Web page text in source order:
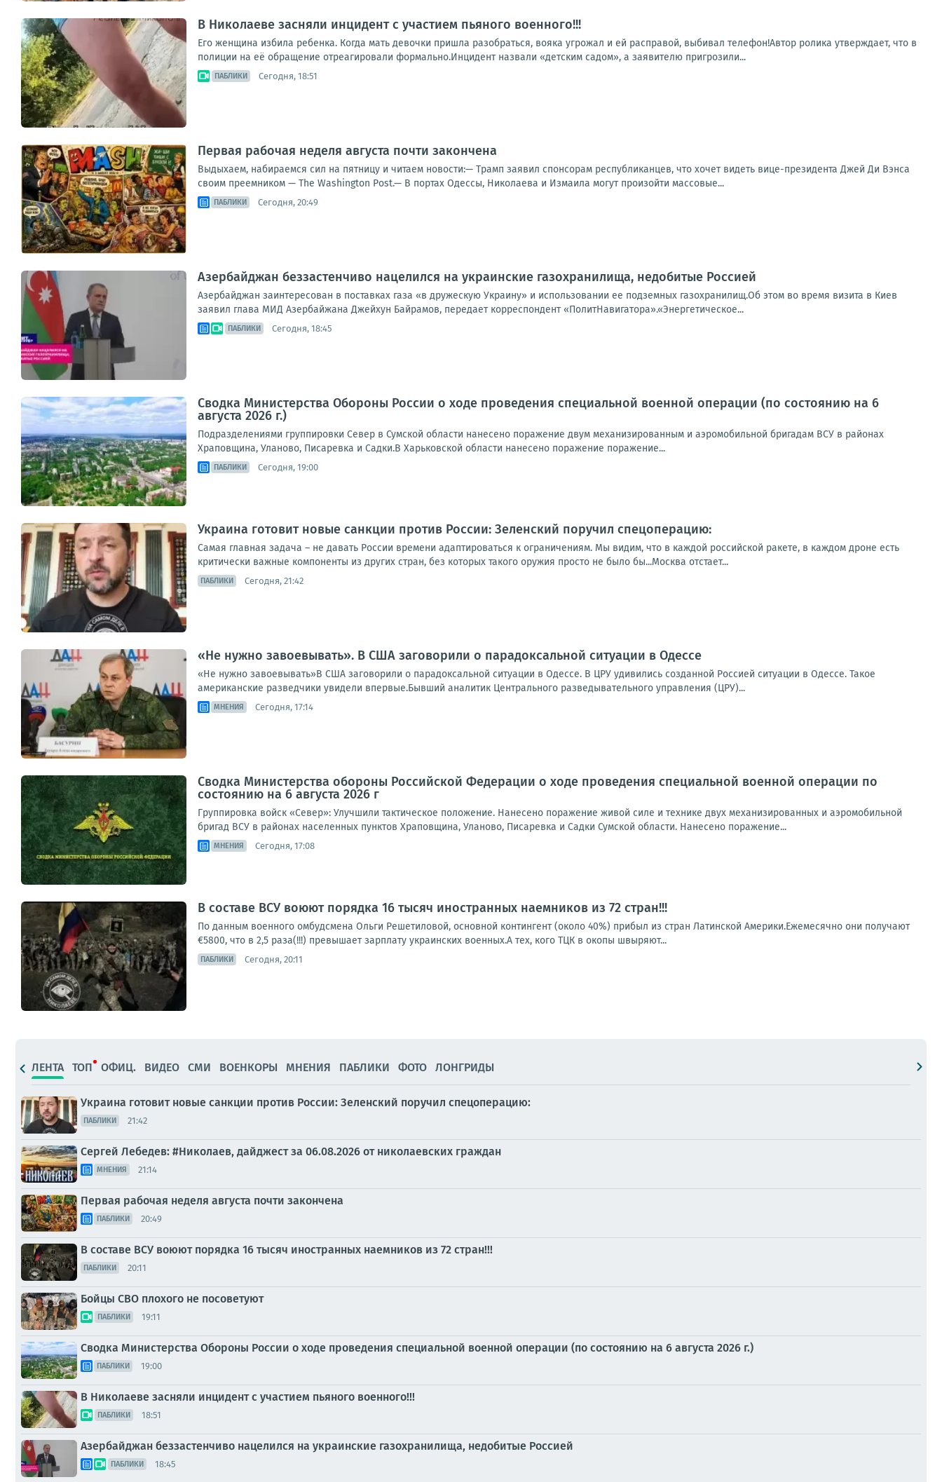
В Николаеве засняли инцидент с участием пьяного военного!!!
Его женщина избила ребенка. Когда мать девочки пришла разобраться, вояка угрожал и ей расправой, выбивал телефон!Автор ролика утверждает, что в
полиции на её обращение отреагировали формально.Инцидент назвали «детским садом», а заявителю пригрозили...
ПАБЛИКИ Сегодня, 18:51
Первая рабочая неделя августа почти закончена
Выдыхаем, набираемся сил на пятницу и читаем новости:— Трамп заявил спонсорам республиканцев, что хочет видеть вице-президента Джей Ди Вэнса
своим преемником — The Washington Post.— В портах Одессы, Николаева и Измаила могут произойти массовые...
ПАБЛИКИ Сегодня, 20:49
Азербайджан беззастенчиво нацелился на украинские газохранилища, недобитые Россией
Азербайджан заинтересован в поставках газа «в дружескую Украину» и использовании ее подземных газохранилищ.Об этом во время визита в Киев
заявил глава МИД Азербайжана Джейхун Байрамов, передает корреспондент «ПолитНавигатора».«Энергетическое...
ПАБЛИКИ Сегодня, 18:45
Сводка Министерства Обороны России о ходе проведения специальной военной операции (по состоянию на 6
августа 2026 г.)
Подразделениями группировки Север в Сумской области нанесено поражение двум механизированным и аэромобильной бригадам ВСУ в районах
Храповщина, Уланово, Писаревка и Садки.В Харьковской области нанесено поражение поражение...
ПАБЛИКИ Сегодня, 19:00
Украина готовит новые санкции против России: Зеленский поручил спецоперацию:
Самая главная задача – не давать России времени адаптироваться к ограничениям. Мы видим, что в каждой российской ракете, в каждом дроне есть
критически важные компоненты из других стран, без которых такого оружия просто не было бы...Москва отстает...
ПАБЛИКИ Сегодня, 21:42
«Не нужно завоевывать». В США заговорили о парадоксальной ситуации в Одессе
«Не нужно завоевывать»В США заговорили о парадоксальной ситуации в Одессе. В ЦРУ удивились созданной Россией ситуации в Одессе. Такое
американские разведчики увидели впервые.Бывший аналитик Центрального разведывательного управления (ЦРУ)...
МНЕНИЯ Сегодня, 17:14
Сводка Министерства обороны Российской Федерации о ходе проведения специальной военной операции по
состоянию на 6 августа 2026 г
Группировка войск «Север»: Улучшили тактическое положение. Нанесено поражение живой силе и технике двух механизированных и аэромобильной
бригад ВСУ в районах населенных пунктов Храповщина, Уланово, Писаревка и Садки Сумской области. Нанесено поражение...
МНЕНИЯ Сегодня, 17:08
В составе ВСУ воюют порядка 16 тысяч иностранных наемников из 72 стран!!!
По данным военного омбудсмена Ольги Решетиловой, основной контингент (около 40%) прибыл из стран Латинской Америки.Ежемесячно они получают
€5800, что в 2,5 раза(!!!) превышает зарплату украинских военных.А тех, кого ТЦК в окопы швыряют...
ПАБЛИКИ Сегодня, 20:11
ЛЕНТА ТОП ОФИЦ. ВИДЕО СМИ ВОЕНКОРЫ МНЕНИЯ ПАБЛИКИ ФОТО ЛОНГРИДЫ
Украина готовит новые санкции против России: Зеленский поручил спецоперацию:
ПАБЛИКИ 21:42
Сергей Лебедев: #Николаев, дайджест за 06.08.2026 от николаевских граждан
МНЕНИЯ 21:14
Первая рабочая неделя августа почти закончена
ПАБЛИКИ 20:49
В составе ВСУ воюют порядка 16 тысяч иностранных наемников из 72 стран!!!
ПАБЛИКИ 20:11
Бойцы СВО плохого не посоветуют
ПАБЛИКИ 19:11
Сводка Министерства Обороны России о ходе проведения специальной военной операции (по состоянию на 6 августа 2026 г.)
ПАБЛИКИ 19:00
В Николаеве засняли инцидент с участием пьяного военного!!!
ПАБЛИКИ 18:51
Азербайджан беззастенчиво нацелился на украинские газохранилища, недобитые Россией
ПАБЛИКИ 18:45